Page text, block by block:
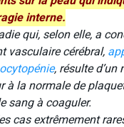
interne.
qui, selon elle, a
vasculaire cérébral,
, résulte d’un
à la normale de
sang à coaguler.
cas extrêmement